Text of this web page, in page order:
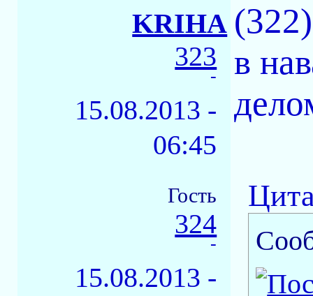
KRIHA
323
-
15.08.2013 -
06:45
в
Гость
324
-
15.08.2013 -